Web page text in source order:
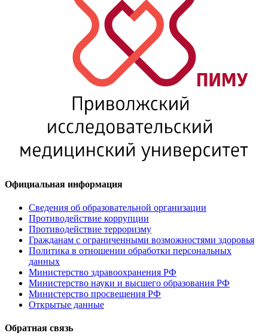
Официальная информация
Сведения об образовательной организации
Противодействие коррупции
Противодействие терроризму
Гражданам с ограниченными возможностями здоровья
Политика в отношении обработки персональных
данных
Министерство здравоохранения РФ
Министерство науки и высшего образования РФ
Министерство просвещения РФ
Открытые данные
Обратная связь